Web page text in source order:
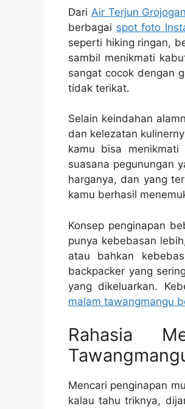
Dari Air Terjun
berbagai spot foto
seperti hiking ringan,
sambil menikmati
sangat cocok dengan
tidak terikat.
Selain keindahan
dan kelezatan
kamu bisa
suasana pegunungan
harganya, dan yang
kamu berhasil
Konsep penginapan
punya kebebasan
atau bahkan
backpacker yang
yang dikeluarkan.
malam tawangmangu
Rahasia
Mencari penginapan
kalau tahu triknya,